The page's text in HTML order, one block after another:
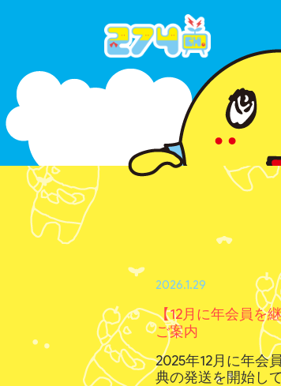
2026.1.29
【12月に年会員を
ご案内
2025年12月に年会
典の発送を開始し